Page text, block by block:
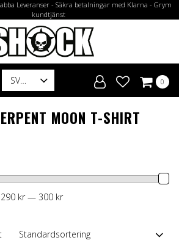
Leveranser - Säkra betalningar med Klarna - Grym
kundtjänst
SV 0
MOON T-SHIRT
290 kr— 300 kr